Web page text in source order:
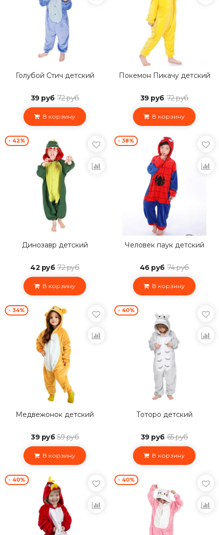
Голубой Стич детский
39 руб 72 руб
В корзину
Покемон Пикачу детский
39 руб 72 руб
В корзину
- 42%
Динозавр детский
42 руб 72 руб
В корзину
- 38%
Человек паук детский
46 руб 74 руб
В корзину
- 34%
Медвежонок детский
39 руб 59 руб
В корзину
- 40%
Тоторо детский
39 руб 65 руб
В корзину
- 40% - 40%